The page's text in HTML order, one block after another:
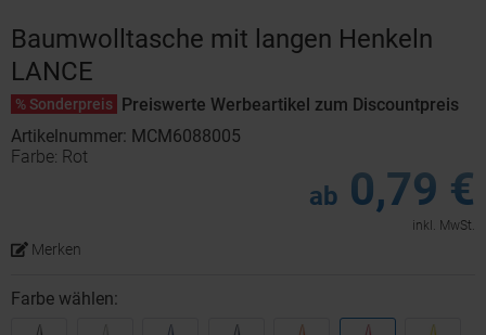
Baumwolltasche mit langen Henkeln
LANCE
% Sonderpreis Preiswerte Werbeartikel zum Discountpreis
Artikelnummer: MCM6088005
Farbe: Rot
ab 0,79 €
inkl. MwSt.
Merken
Farbe wählen: